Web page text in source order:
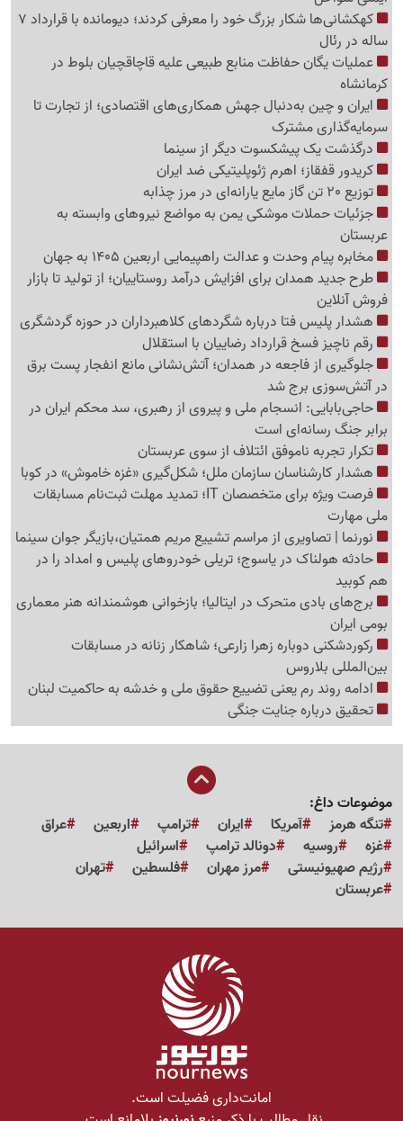
کهکشانی‌ها شکار بزرگ خود را معرفی کردند؛ دیومانده با قرارداد 7
ساله در رئال
عملیات یگان حفاظت منابع طبیعی علیه قاچاقچیان بلوط در
کرمانشاه
ایران و چین به‌دنبال جهش همکاری‌های اقتصادی؛ از تجارت تا
سرمایه‌گذاری مشترک
درگذشت یک پیشکسوت دیگر از سینما
کریدور قفقاز؛ اهرم ژئوپلیتیکی ضد ایران
توزیع 20 تن گاز مایع یارانه‌ای در مرز چذابه
جزئیات حملات موشکی یمن به مواضع نیروهای وابسته به
عربستان
مخابره پیام وحدت و عدالت راهپیمایی اربعین 1405 به جهان
طرح جدید همدان برای افزایش درآمد روستاییان؛ از تولید تا بازار
فروش آنلاین
هشدار پلیس فتا درباره شگردهای کلاهبرداران در حوزه گردشگری
رقم ناچیز فسخ قرارداد رضاییان با استقلال
جلوگیری از فاجعه در همدان؛ آتش‌نشانی مانع انفجار پست برق
در آتش‌سوزی برج شد
حاجی‌بابایی: انسجام ملی و پیروی از رهبری، سد محکم ایران در
برابر جنگ رسانه‌ای است
تکرار تجربه ناموفق ائتلاف از سوی عربستان
هشدار کارشناسان سازمان ملل؛ شکل‌گیری «غزه‌ خاموش» در کوبا
فرصت ویژه برای متخصصان IT؛ تمدید مهلت ثبت‌نام مسابقات
ملی مهارت
نورنما | تصاویری از مراسم تشییع مریم همتیان،بازیگر جوان سینما
حادثه هولناک در یاسوج؛ تریلی خودروهای پلیس و امداد را در
هم کوبید
برج‌های بادی متحرک در ایتالیا؛ بازخوانی هوشمندانه هنر معماری
بومی ایران
رکوردشکنی دوباره زهرا زارعی؛ شاهکار زنانه در مسابقات
بین‌المللی بلاروس
ادامه روند رم یعنی تضییع حقوق ملی و خدشه به حاکمیت لبنان
تحقیق درباره جنایت جنگی
موضوعات داغ:
تنگه هرمز
آمریکا ایران ترامپ اربعین
عراق
غزه
روسیه دونالد ترامپ
اسرائیل
رژیم صهیونیستی
مرز مهران فلسطین
تهران
عربستان
امانت‌داری فضیلت است.